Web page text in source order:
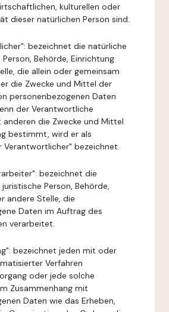
kulturellen oder
dieser natürlichen Person sind.
bezeichnet die natürliche
Behörde, Einrichtung
die allein oder gemeinsam
die Zwecke und Mittel der
personenbezogenen Daten
der Verantwortliche
die Zwecke und Mittel
bestimmt, wird er als
bezeichnet.
bezeichnet die
Person, Behörde,
andere Stelle, die
Daten im Auftrag des
verarbeitet.
bezeichnet jeden mit oder
Verfahren
oder jede solche
Zusammenhang mit
Daten wie das Erheben,